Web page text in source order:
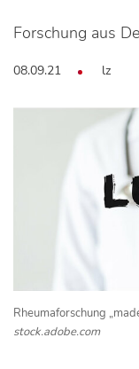
Forschung aus
08.09.21 lz
Rheumaforschung
stock.adobe.com